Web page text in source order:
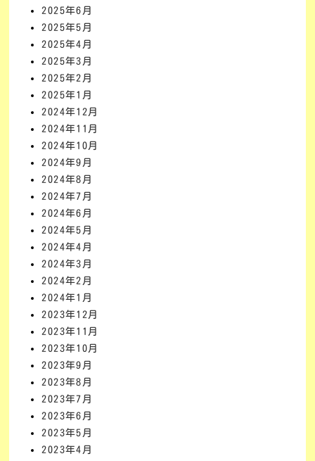
2025年6月
2025年5月
2025年4月
2025年3月
2025年2月
2025年1月
2024年12月
2024年11月
2024年10月
2024年9月
2024年8月
2024年7月
2024年6月
2024年5月
2024年4月
2024年3月
2024年2月
2024年1月
2023年12月
2023年11月
2023年10月
2023年9月
2023年8月
2023年7月
2023年6月
2023年5月
2023年4月